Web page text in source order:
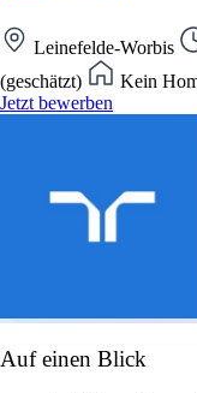
Leinefelde-Worbis
(geschätzt)
Kein
Jetzt bewerben
Auf einen Blick